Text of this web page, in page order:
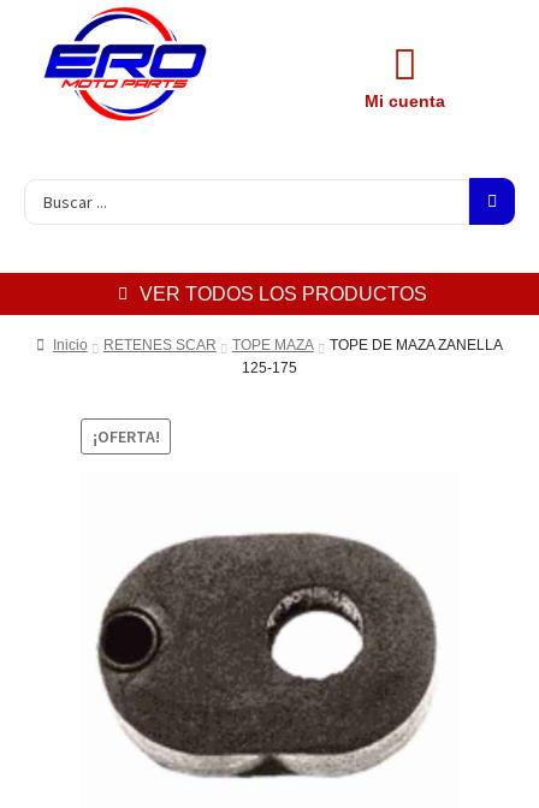
Mi cuenta
VER TODOS LOS PRODUCTOS
Inicio RETENES SCAR TOPE MAZA
TOPE DE MAZA ZANELLA
125-175
¡OFERTA!